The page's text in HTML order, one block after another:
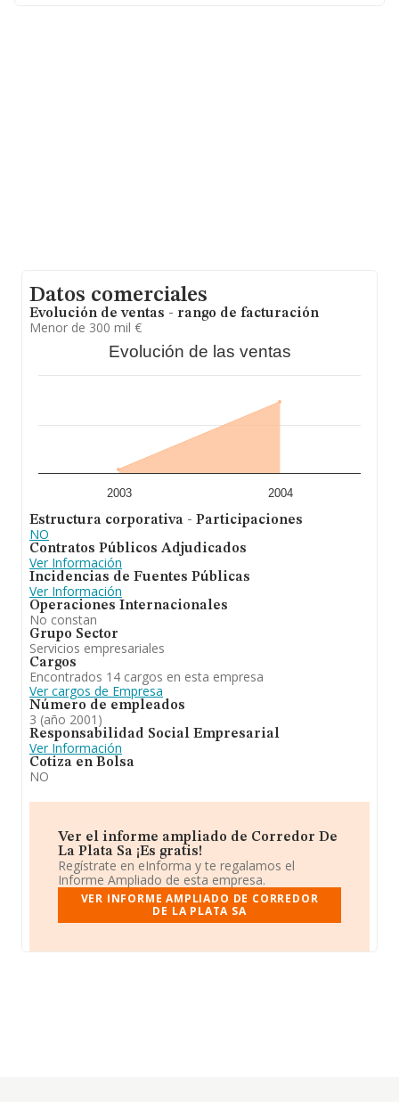
Datos comerciales
Evolución de ventas - rango de facturación
Menor de 300 mil €
Evolución de las ventas
2003 2004
Estructura corporativa - Participaciones
NO
Contratos Públicos Adjudicados
Ver Información
Incidencias de Fuentes Públicas
Ver Información
Operaciones Internacionales
No constan
Grupo Sector
Servicios empresariales
Cargos
Encontrados 14 cargos en esta empresa
Ver cargos de Empresa
Número de empleados
3 (año 2001)
Responsabilidad Social Empresarial
Ver Información
Cotiza en Bolsa
NO
Ver el informe ampliado de Corredor De
La Plata Sa ¡Es gratis!
Regístrate en eInforma y te regalamos el
Informe Ampliado de esta empresa.
VER INFORME AMPLIADO DE CORREDOR
DE LA PLATA SA